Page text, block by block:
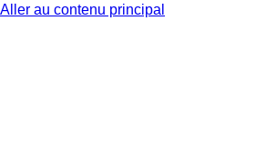
Aller au contenu principal